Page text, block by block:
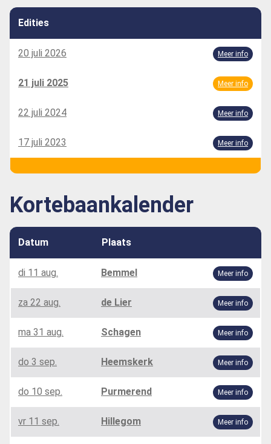
Edities
20 juli 2026 Meer info
21 juli 2025 Meer info
22 juli 2024 Meer info
17 juli 2023 Meer info
Kortebaankalender
Datum Plaats
di 11 aug. Bemmel Meer info
za 22 aug. de Lier Meer info
ma 31 aug. Schagen Meer info
do 3 sep. Heemskerk Meer info
do 10 sep. Purmerend Meer info
vr 11 sep. Hillegom Meer info